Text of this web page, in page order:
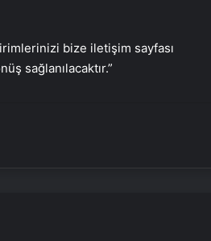
bize iletişim sayfası
sağlanılacaktır.”
Tasarım Ajansı